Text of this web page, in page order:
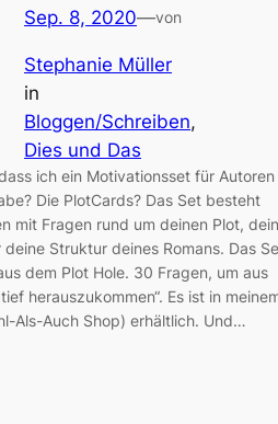
Sep. 8, 2020—von
Stephanie Müller
in
Bloggen/Schreiben
Dies und Das
ich ein Motivationsset für Autoren
Die PlotCards? Das Set besteht
mit Fragen rund um deinen Plot,
deine Struktur deines Romans. Das
dem Plot Hole. 30 Fragen, um aus
herauszukommen“. Es ist in
Als-Auch Shop) erhältlich. Und…